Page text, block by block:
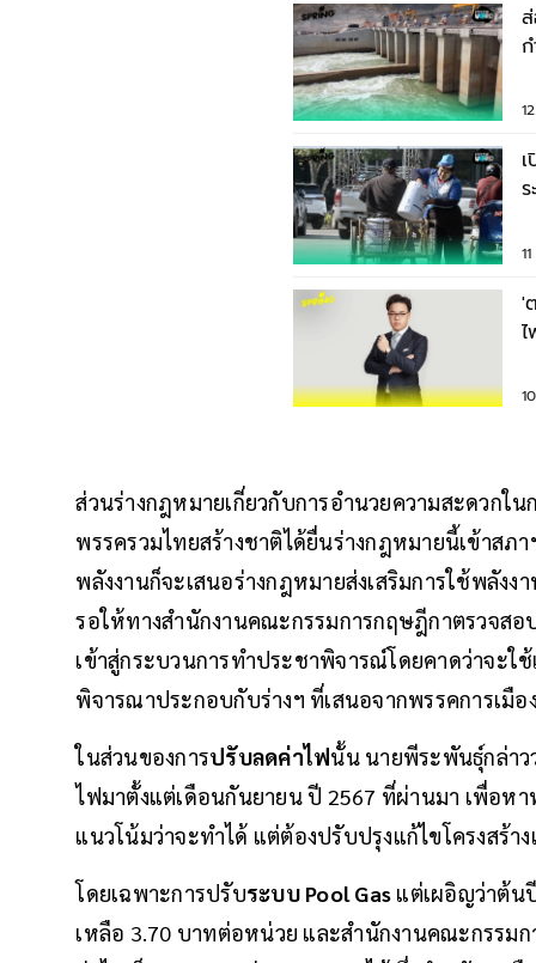
'
ส่วนร่างกฎหมายเกี่ยวกับการอำนวยความสะดวกใ
พรรครวมไทยสร้างชาติได้ยื่นร่างกฎหมายนี้เข้าส
พลังงานก็จะเสนอร่างกฎหมายส่งเสริมการใช้พลัง
รอให้ทางสํานักงานคณะกรรมการกฤษฎีกาตรวจสอ
เข้าสู่กระบวนการทำประชาพิจารณ์โดยคาดว่าจะใ
พิจารณาประกอบกับร่างฯ ที่เสนอจากพรรคการเมือ
ในส่วนของการปรับลดค่าไฟนั้น นายพีระพันธุ์กล่า
ไฟมาตั้งแต่เดือนกันยายน ปี 2567 ที่ผ่านมา เพื่อห
แนวโน้มว่าจะทำได้ แต่ต้องปรับปรุงแก้ไขโครงสร้
โดยเฉพาะการปรับระบบ Pool Gas แต่เผอิญว่าต้น
เหลือ 3.70 บาทต่อหน่วย และสํานักงานคณะกรรม